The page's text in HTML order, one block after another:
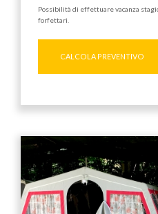
Possibilità di effettuare vacanza
forfettari.
CALCOLA PREVENTIVO